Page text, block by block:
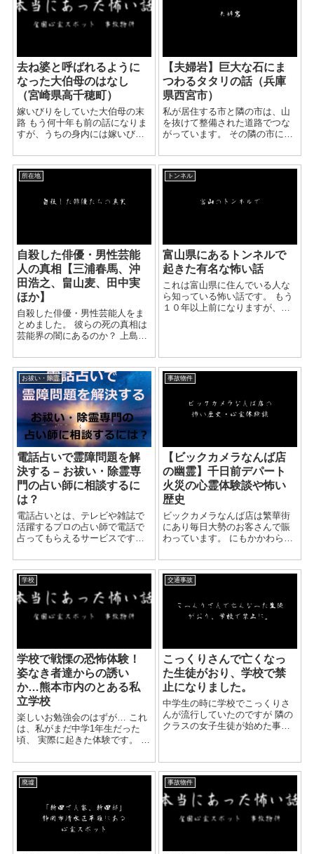
去ね婆と呼ばれるように
なった大伯母のはなし
（宮崎県高千穂町）
嫁いびりをしていた大伯母の末
路 もう何十年も前の話になりま
すが、うちの身内には嫁いびり
た。 隣の家は山の向こうにある
といった、大変な田舎であり、
当時は交通手段も限られていた
もな...
【夫婦岩】巨大な石にま
つわるタタリの話（兵庫
県西宮市）
私が居住する市と隣の市は、山
を抜けて整備された道路でつな
がっています。 その隣の市に入
つわる話です。 あまりに再現性
が高いので、詳しい場所は控え
させて頂きます。 ※特定しまし
所在地
自殺した俳優・男性芸能
人の真相【三浦春馬、沖
田浩之、畠山麦、田中実
ほか】
自殺した俳優・男性芸能人をま
とめました。 彼らの死の真相は
芸能界の闇にあるのか？ 上島竜
メンバー。2022年5月11日、東
京都中野区の自宅で首を吊った
状態で妻が発見。自殺理由は明
かされていない。（享年...
トンネル
富山県にあるトンネルで
起きた有名な怖い話
これは富山県に住んでいる人な
ら知っている怖い話です。 もう
１０年以上前になりますが、富
お祓い・除霊
電話占いで霊障問題を解
決する – お祓い・除霊専
門の占い師に相談するに
は？
電話占いとは、テレビや雑誌で
活躍するプロの占い師で電話で
占ってもらえるサービスです。
相談にのってくれる占いの館が
ありますよね。その電話版とい
った感じです。 主に恋愛や結婚
の悩みで利用する女性層が多
い...
事故物件
【ビックカメラなんば店
の幽霊】千日前デパート
火災の心霊体験談や怖い
歴史
ビックカメラなんば店は繁華街
にあり毎日大勢のお客さんで賑
わっています。 にもかかわら
ていたリ、 ビックカメラなんば
店の前にはタクシーが止まらな
い、幽霊をみたなどの噂もあ
学校
学校で戦慄の恐怖体験！
姿なき者達からの誘い
か…熊本市内のとある私
立学校
楽しいお勉強会のはずが… これ
は、私がまだ中学1年生だった
頃、 実際に起きた体験です。 私
まで、 熊本県にある私立の女子
校に通っていました。 まさか、
そこであんな恐ろしい体験をす
交通事故
こっくりさんで亡くなっ
た生徒がおり、学校で禁
止になりました。
中学生の時に学校でこっくりさ
んが流行していたのですが 隣の
クラスの女子生徒が始めた事が
し、 １０円玉を二人で抑えると
勝手に動き出して対話が出来る
おなじみの遊びです。...
廃墟 事故物件